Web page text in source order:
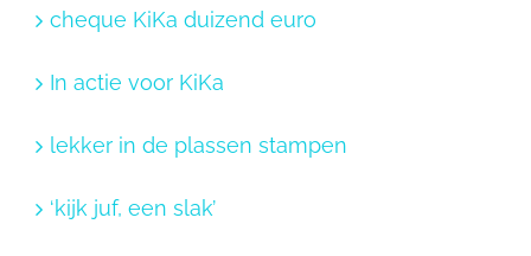
cheque KiKa duizend euro
In actie voor KiKa
lekker in de plassen stampen
‘kijk juf, een slak’